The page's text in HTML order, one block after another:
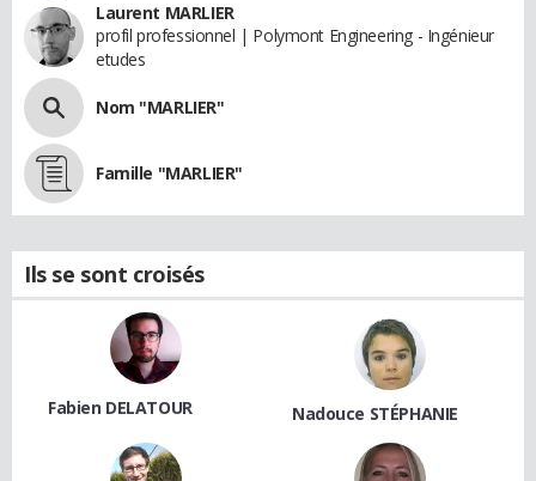
Laurent MARLIER
profil professionnel | Polymont Engineering - Ingénieur
etudes
Nom "MARLIER"
Famille "MARLIER"
Ils se sont croisés
Fabien DELATOUR Nadouce STÉPHANIE